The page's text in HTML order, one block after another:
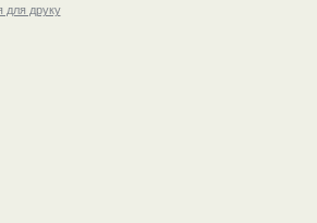
для друку